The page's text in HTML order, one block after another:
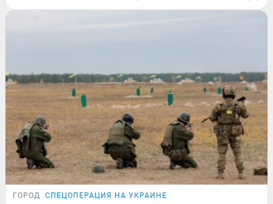
ГОРОД СПЕЦОПЕРАЦИЯ НА УКРАИНЕ